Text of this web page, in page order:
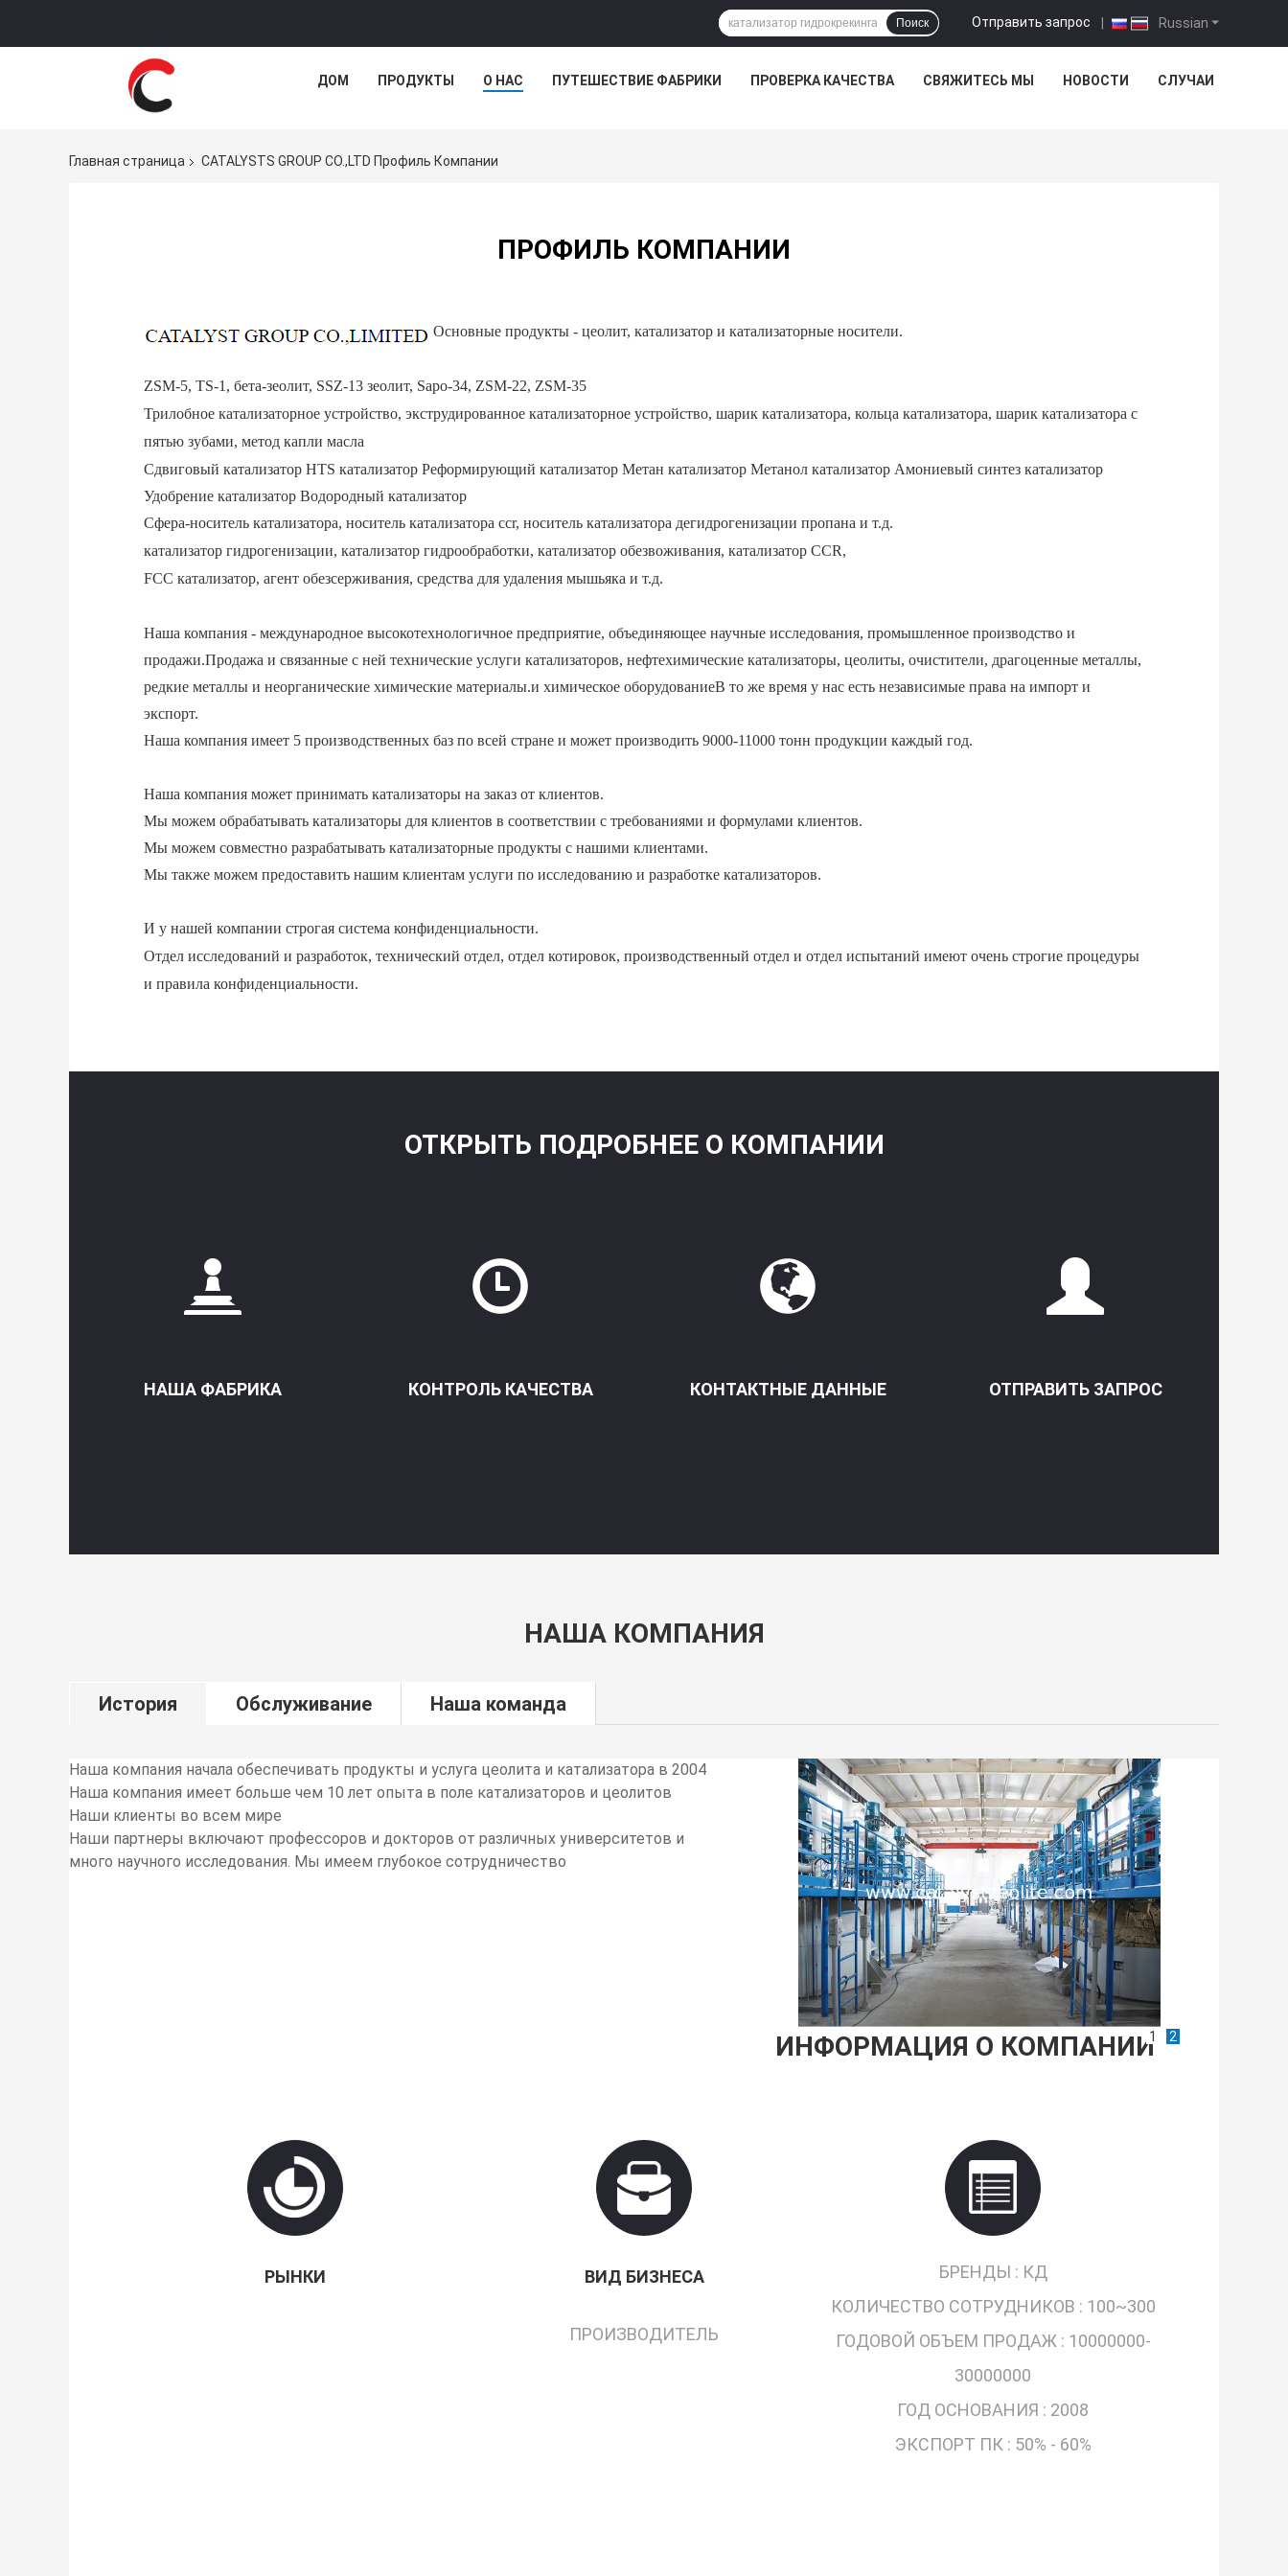
Russian
Отправить запрос |
Поиск
ДОМ ПРОДУКТЫ О НАС ПУТЕШЕСТВИЕ ФАБРИКИ ПРОВЕРКА КАЧЕСТВА СВЯЖИТЕСЬ МЫ НОВОСТИ СЛУЧАИ
Главная страница CATALYSTS GROUP CO.,LTD Профиль Компании
ПРОФИЛЬ КОМПАНИИ
Основные продукты - цеолит, катализатор и катализаторные носители.
ZSM-5, TS-1, бета-зеолит, SSZ-13 зеолит, Sapo-34, ZSM-22, ZSM-35
Трилобное катализаторное устройство, экструдированное катализаторное устройство, шарик катализатора, кольца катализатора, шарик катализатора с
пятью зубами, метод капли масла
Сдвиговый катализатор HTS катализатор Реформирующий катализатор Метан катализатор Метанол катализатор Амониевый синтез катализатор
Удобрение катализатор Водородный катализатор
Сфера-носитель катализатора, носитель катализатора ccr, носитель катализатора дегидрогенизации пропана и т.д.
катализатор гидрогенизации, катализатор гидрообработки, катализатор обезвоживания, катализатор CCR,
FCC катализатор, агент обезсерживания, средства для удаления мышьяка и т.д.
Наша компания - международное высокотехнологичное предприятие, объединяющее научные исследования, промышленное производство и
продажи.Продажа и связанные с ней технические услуги катализаторов, нефтехимические катализаторы, цеолиты, очистители, драгоценные металлы,
редкие металлы и неорганические химические материалы.и химическое оборудованиеВ то же время у нас есть независимые права на импорт и
экспорт.
Наша компания имеет 5 производственных баз по всей стране и может производить 9000-11000 тонн продукции каждый год.
Наша компания может принимать катализаторы на заказ от клиентов.
Мы можем обрабатывать катализаторы для клиентов в соответствии с требованиями и формулами клиентов.
Мы можем совместно разрабатывать катализаторные продукты с нашими клиентами.
Мы также можем предоставить нашим клиентам услуги по исследованию и разработке катализаторов.
И у нашей компании строгая система конфиденциальности.
Отдел исследований и разработок, технический отдел, отдел котировок, производственный отдел и отдел испытаний имеют очень строгие процедуры
и правила конфиденциальности.
ОТКРЫТЬ ПОДРОБНЕЕ О КОМПАНИИ
НАША ФАБРИКА КОНТРОЛЬ КАЧЕСТВА КОНТАКТНЫЕ ДАННЫЕ ОТПРАВИТЬ ЗАПРОС
НАША КОМПАНИЯ
История Обслуживание Наша команда
Наша компания начала обеспечивать продукты и услуга цеолита и катализатора в 2004
Наша компания имеет больше чем 10 лет опыта в поле катализаторов и цеолитов
Наши клиенты во всем мире
Наши партнеры включают профессоров и докторов от различных университетов и
много научного исследования. Мы имеем глубокое сотрудничество
1 2
ИНФОРМАЦИЯ О КОМПАНИИ
РЫНКИ ВИД БИЗНЕСА
ПРОИЗВОДИТЕЛЬ
БРЕНДЫ : КД
КОЛИЧЕСТВО СОТРУДНИКОВ : 100~300
ГОДОВОЙ ОБЪЕМ ПРОДАЖ : 10000000-
30000000
ГОД ОСНОВАНИЯ : 2008
ЭКСПОРТ ПК : 50% - 60%